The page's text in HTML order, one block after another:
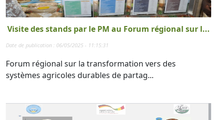
Visite des stands par le PM au Forum régional sur l...
Date de publication : 06/05/2025 - 11:15:31
Forum régional sur la transformation vers des
systèmes agricoles durables de partag...